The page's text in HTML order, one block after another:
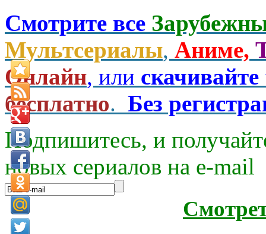
Смотрите все
Мультсериалы, Аниме,
Онлайн, или скачивайте
бесплатно. Без
Подпишитесь, и
новых сериалов на e-mаil